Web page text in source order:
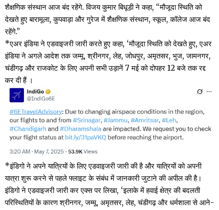
शैक्षणिक संस्थान आज बंद रहेंगे. विजय कुमार बिधूड़ी ने कहा, “मौजूदा स्थिति को
देखते हुए बारामूला, कुपवाड़ा और गुरेज में शैक्षणिक संस्थान, स्कूल, कॉलेज आज बंद
रहेंगे.”
*एअर इंडिया ने एडवाइजरी जारी करते हुए कहा, ‘मौजूदा स्थिति को देखते हुए, एअर
इंडिया ने अगले आदेश तक जम्मू, श्रीनगर, लेह, जोधपुर, अमृतसर, भुज, जामनगर,
चंडीगढ़ और राजकोट के लिए अपनी सभी उड़ानें 7 मई को दोपहर 12 बजे तक रद्द
कर दी हैं ।
*इंडिगो ने अपने यात्रियों के लिए एडवाइजरी जारी की है और यात्रियों को अपनी
यात्रा शुरू करने से पहले फ्लाइट के संबंध में जानकारी जुटाने की अपील की है।
इंडिगो ने एडवाइजरी जारी कर एक्स पर लिखा, ‘इलाके में हवाई क्षेत्र की बदलती
परिस्थितियों के कारण श्रीनगर, जम्मू, अमृतसर, लेह, चंडीगढ़ और धर्मशाला से आने-